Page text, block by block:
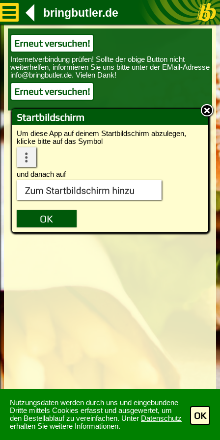
Nutzungsdaten werden durch uns und eingebundene
Dritte mittels Cookies erfasst und ausgewertet, um
den Bestellablauf zu vereinfachen. Unter Datenschutz
erhalten Sie weitere Informationen.
OK
Startbildschirm
Um diese App auf deinem Startbildschirm abzulegen,
klicke bitte auf das Symbol
und danach auf
bringbutler.de
Erneut versuchen!
Erneut versuchen!